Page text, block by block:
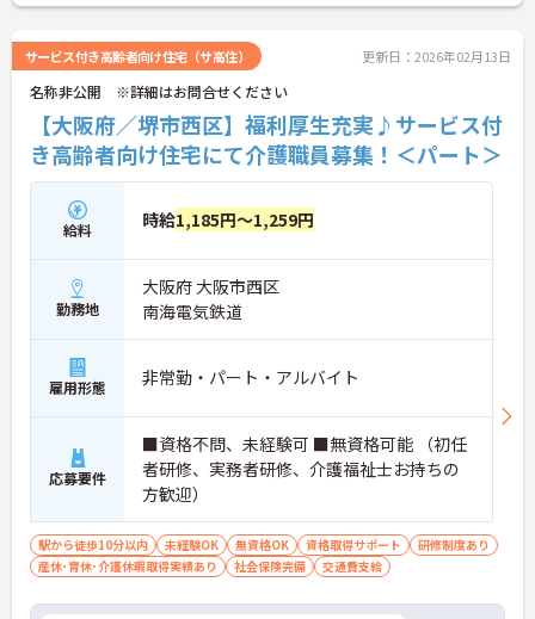
さい！
サービス付き高齢者向け住宅（サ高住） 更新日：2026年02月13日
名称非公開 ※詳細はお問合せください
【大阪府／堺市西区】福利厚生充実♪サービス付
き高齢者向け住宅にて介護職員募集！＜パート＞
給料 時給1,185円～1,259円
勤務地
大阪府 大阪市西区
南海電気鉄道
雇用形態 非常勤・パート・アルバイト
応募要件
■資格不問、未経験可 ■無資格可能 （初任
者研修、実務者研修、介護福祉士お持ちの
方歓迎）
駅から徒歩10分以内 未経験OK 無資格OK 資格取得サポート
研修制度あり
産休･育休･介護休暇取得実績あり
社会保険完備 交通費支給